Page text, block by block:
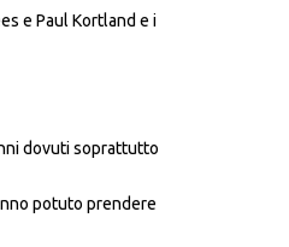
e Paul Kortland e i
dovuti soprattutto
potuto prendere